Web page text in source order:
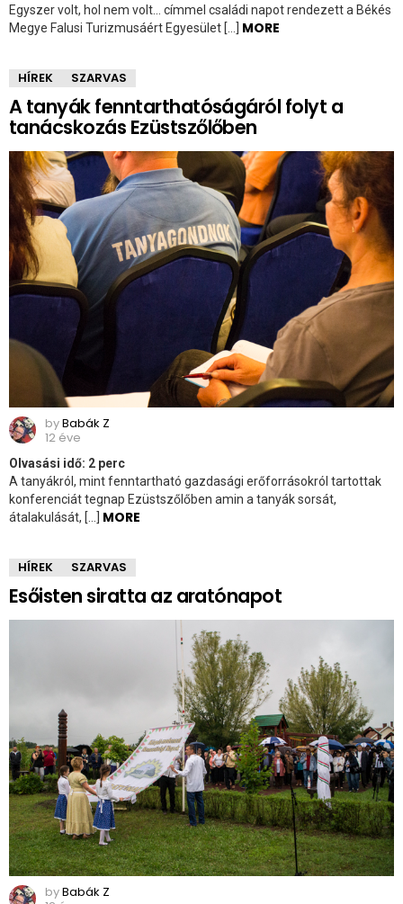
Egyszer volt, hol nem volt… címmel családi napot rendezett a Békés
Megye Falusi Turizmusáért Egyesület […] MORE
HÍREK SZARVAS
A tanyák fenntarthatóságáról folyt a
tanácskozás Ezüstszőlőben
byBabák Z
12 éve
Olvasási idő: 2 perc
A tanyákról, mint fenntartható gazdasági erőforrásokról tartottak
konferenciát tegnap Ezüstszőlőben amin a tanyák sorsát,
átalakulását, […] MORE
HÍREK SZARVAS
Esőisten siratta az aratónapot
byBabák Z